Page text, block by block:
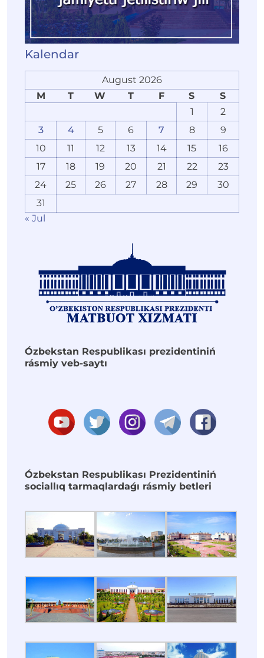
Kalendar
August 2026
M
T W T F S
S
1
2
3
4 5 6 7 8
9
10
11 12 13 14 15
16
17
18 19 20 21 22
23
24
25 26 27 28 29
30
31
« Jul
Ózbekstan Respublikası prezidentiniń
rásmiy veb-saytı
Ózbekstan Respublikası Prezidentiniń
sociallıq tarmaqlardaǵı rásmiy betleri